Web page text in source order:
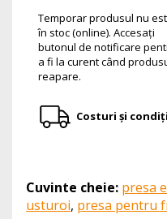
Temporar produsul nu
în stoc (online). Accesați
butonul de notificare
a fi la curent când
reapare.
Costuri și
Cuvinte cheie: presa
usturoi, presa pentru